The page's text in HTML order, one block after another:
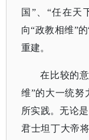
国”、“任在天
向“政教相维”
重建。
在比较的
维”的大一统努
所实践。无论
君士坦丁大帝